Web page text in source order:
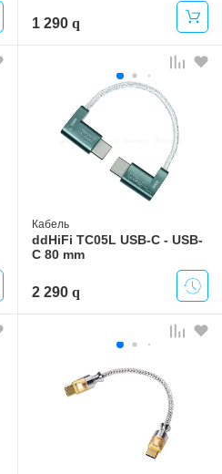
1 290
Кабель
ddHiFi TC05L USB-C - USB-
C 80 mm
2 290